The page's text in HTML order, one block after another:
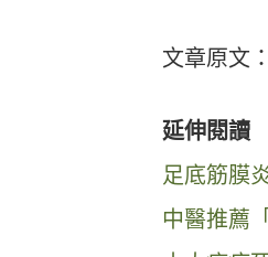
文章原文：
延伸閱讀
足底筋膜
中醫推薦